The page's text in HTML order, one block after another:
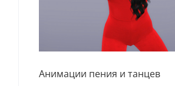
Анимации пения и танцев